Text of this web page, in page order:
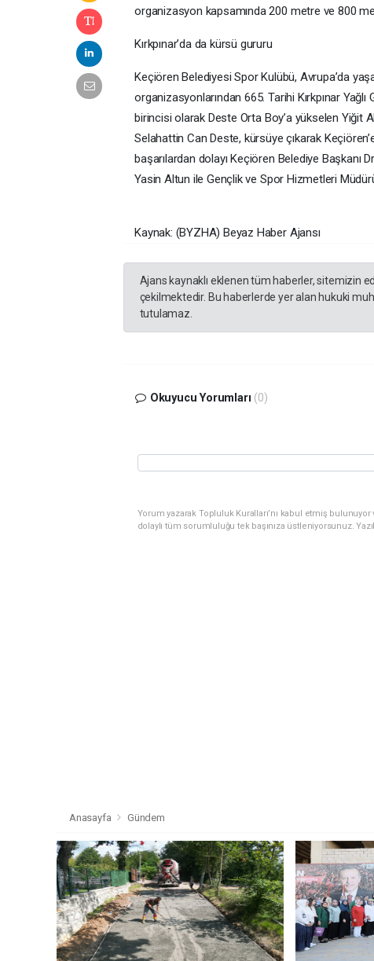
organizasyon kapsamında 200 metre ve 800
Kırkpınar’da da kürsü gururu
Keçiören Belediyesi Spor Kulübü, Avrupa’da
organizasyonlarından 665. Tarihi Kırkpınar
birincisi olarak Deste Orta Boy’a yükselen Yiğit
Selahattin Can Deste, kürsüye çıkarak
başarılardan dolayı Keçiören Belediye Başkanı
Yasin Altun ile Gençlik ve Spor Hizmetleri
Kaynak: (BYZHA) Beyaz Haber Ajansı
Ajans kaynaklı eklenen tüm haberler, sitemizin
çekilmektedir. Bu haberlerde yer alan hukuki
tutulamaz.
Okuyucu Yorumları (0)
Yorum yazarak Topluluk Kuralları’nı kabul etmiş
dolaylı tüm sorumluluğu tek başınıza üstleniyorsunuz.
Anasayfa Gündem